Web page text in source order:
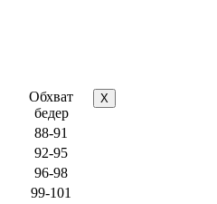
Обхват
бедер
X
88-91
92-95
96-98
99-101